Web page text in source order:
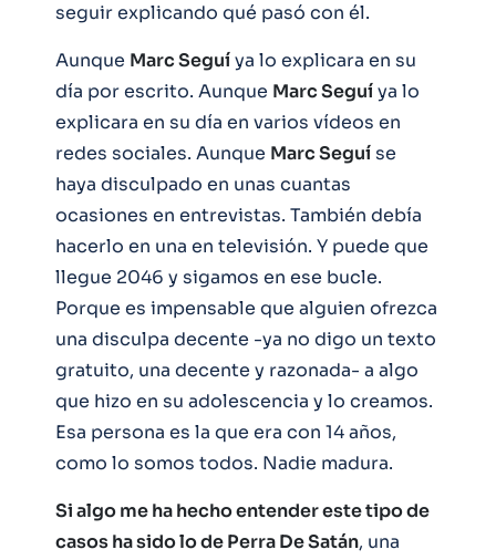
seguir explicando qué pasó con él.
Aunque Marc Seguíya lo explicara en su
día por escrito. Aunque Marc Seguíya lo
explicara en su día en varios vídeos en
redes sociales. Aunque Marc Seguíse
haya disculpado en unas cuantas
ocasiones en entrevistas. También debía
hacerlo en una en televisión. Y puede que
llegue 2046 y sigamos en ese bucle.
Porque es impensable que alguien ofrezca
una disculpa decente -ya no digo un texto
gratuito, una decente y razonada- a algo
que hizo en su adolescencia y lo creamos.
Esa persona es la que era con 14 años,
como lo somos todos. Nadie madura.
Si algo me ha hecho entender este tipo de
casos ha sido lo de Perra De Satán, una